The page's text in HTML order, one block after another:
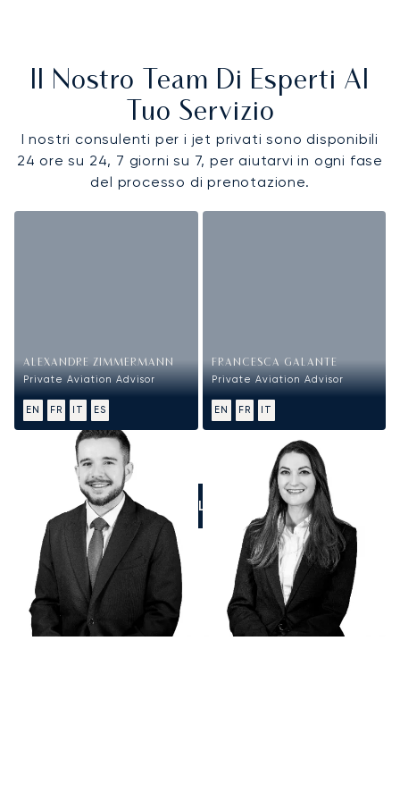
Il Nostro Team Di Esperti Al
Tuo Servizio
I nostri consulenti per i jet privati sono disponibili
24 ore su 24, 7 giorni su 7, per aiutarvi in ogni fase
del processo di prenotazione.
ALEXANDRE ZIMMERMANN
Private Aviation Advisor
EN FR IT ES
FRANCESCA GALANTE
Private Aviation Advisor
EN FR IT
CALL US